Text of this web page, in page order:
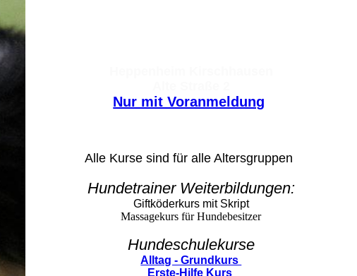
Nur mit Voranmeldung
Alle Kurse sind für alle Altersgruppen
Hundetrainer Weiterbildungen:
Giftköderkurs mit Skript
Massagekurs für Hundebesitzer
Hundeschulekurse
Alltag - Grundkurs
Erste-Hilfe Kurs